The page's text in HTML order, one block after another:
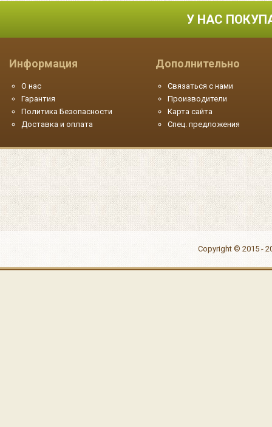
У НАС
Информация
О нас
Гарантия
Политика Безопасности
Доставка и оплата
Дополнительно
Связаться с нами
Производители
Карта сайта
Спец. предложения
Copyright © 2015 -